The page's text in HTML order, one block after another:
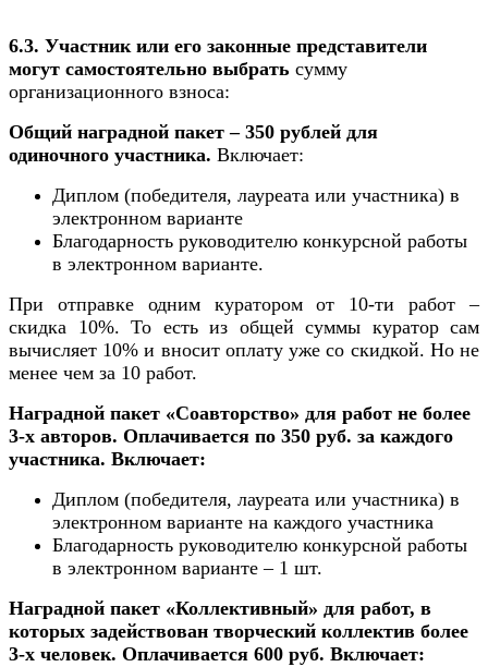
6.3. Участник или его законные представители
могут самостоятельно выбрать сумму
организационного взноса:
Общий наградной пакет – 350 рублей для
одиночного участника. Включает:
Диплом (победителя, лауреата или участника) в
электронном варианте
Благодарность руководителю конкурсной работы
в электронном варианте.
При отправке одним куратором от 10-ти работ –
скидка 10%. То есть из общей суммы куратор сам
вычисляет 10% и вносит оплату уже со скидкой. Но не
менее чем за 10 работ.
Наградной пакет «Соавторство» для работ не более
3-х авторов. Оплачивается по 350 руб. за каждого
участника. Включает:
Диплом (победителя, лауреата или участника) в
электронном варианте на каждого участника
Благодарность руководителю конкурсной работы
в электронном варианте – 1 шт.
Наградной пакет «Коллективный» для работ, в
которых задействован творческий коллектив более
3-х человек. Оплачивается 600 руб. Включает: